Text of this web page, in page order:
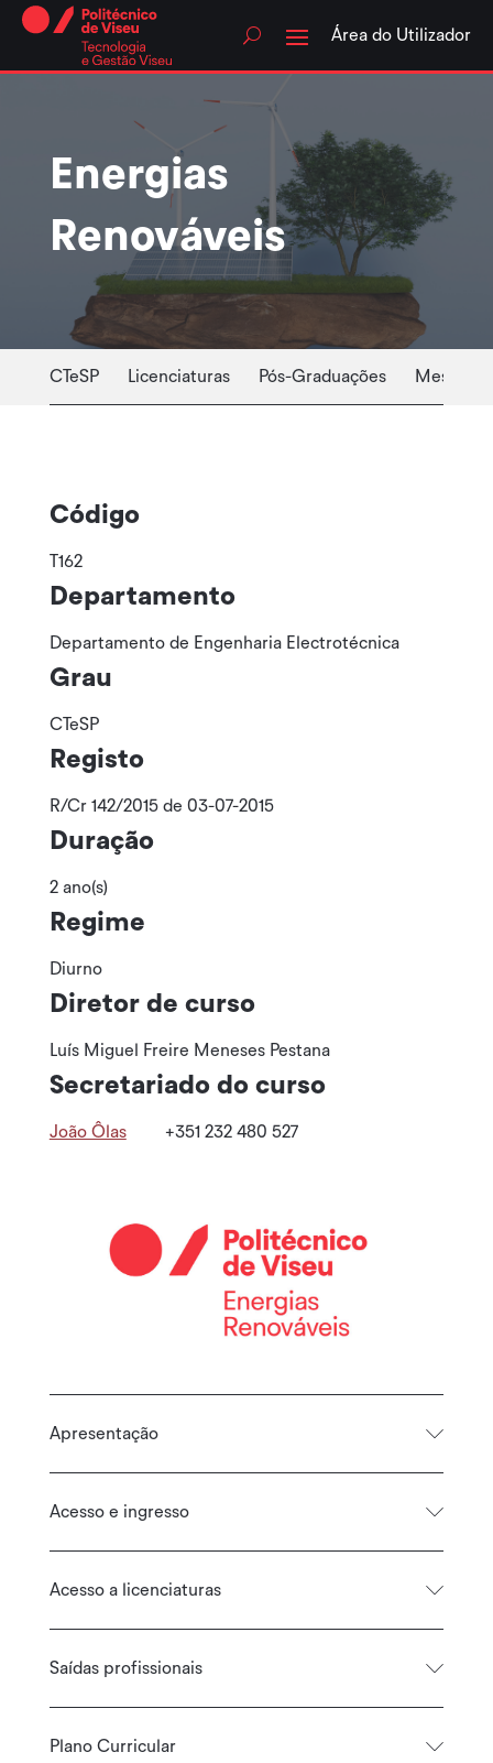
Skip
Área do Utilizador
Energias
Renováveis
CTeSP Licenciaturas Pós-Graduações
Apresentação
Acesso e ingresso
Acesso a licenciaturas
Saídas profissionais
Plano Curricular
Código
T162
Departamento
Departamento de Engenharia Electrotécnica
Grau
CTeSP
Registo
R/Cr 142/2015 de 03-07-2015
Duração
2 ano(s)
Regime
Diurno
Diretor de curso
Luís Miguel Freire Meneses Pestana
Secretariado do curso
João Ôlas+351 232 480 527